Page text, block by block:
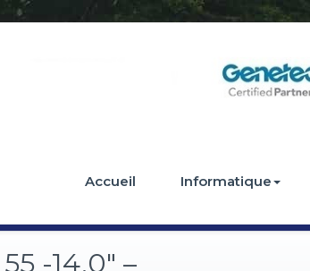
Accueil Informatique
-14.0″ –